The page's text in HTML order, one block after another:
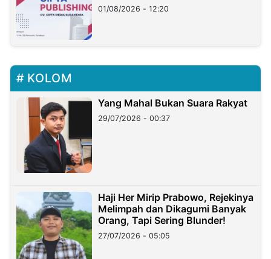
01/08/2026 - 12:20
KOLOM
Yang Mahal Bukan Suara Rakyat
29/07/2026 - 00:37
Haji Her Mirip Prabowo, Rejekinya
Melimpah dan Dikagumi Banyak
Orang, Tapi Sering Blunder!
27/07/2026 - 05:05